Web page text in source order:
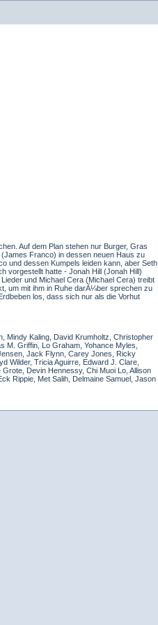
Auf dem Plan stehen nur Burger, Gras
Franco) in dessen neuen Haus zu
und dessen Kumpels leiden kann, aber Seth
vorgestellt hatte - Jonah Hill (Jonah Hill)
und Michael Cera (Michael Cera) treibt
um mit ihm in Ruhe darÃ¼ber sprechen zu
los, dass sich nur als die Vorhut
Mindy Kaling, David Krumholtz, Christopher
M. Griffin, Lo Graham, Yohance Myles,
Jack Flynn, Carey Jones, Ricky
Wilder, Tricia Aguirre, Edward J. Clare,
Devin Hennessy, Chi Muoi Lo, Allison
Rippie, Met Salih, Delmaine Samuel, Jason